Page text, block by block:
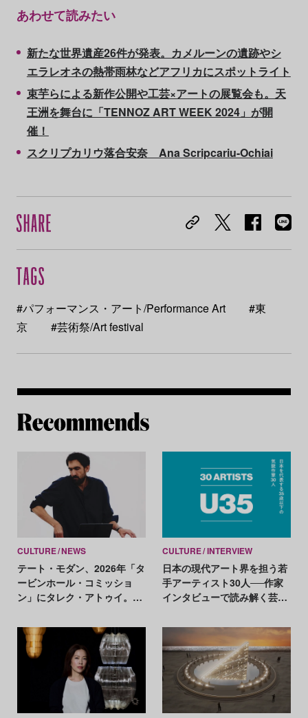
あわせて読みたい
新たな世界遺産26件が発表。カメルーンの遺跡やシ
エラレオネの熱帯雨林などアフリカにスポットライト
束芋らによる新作公開や工芸×アートの展覧会も。天
王洲を舞台に「TENNOZ ART WEEK 2024」が開
催！
スクリプカリウ落合安奈 Ana Scripcariu-Ochiai
#パフォーマンス・アート/Performance Art
#東
京
#芸術祭/Art festival
CULTURE NEWS
テート・モダン、2026年「タ
ービンホール・コミッショ
ン」にタレク・アトゥイ。音
ティスト
CULTURE INTERVIEW
日本の現代アート界を担う若
手アーティスト30人──作家
インタビューで読み解く芸術